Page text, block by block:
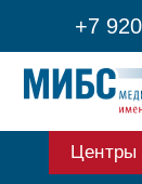
+7